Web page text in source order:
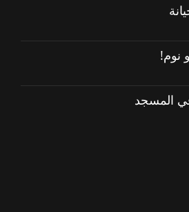
نوم!
المسجد